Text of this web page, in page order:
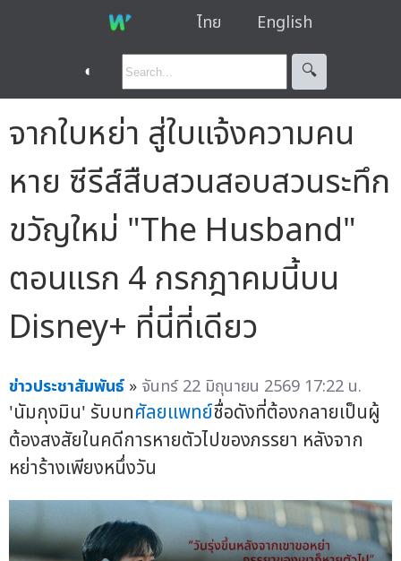
ไทย English
◐ 🔍︎
จากใบหย่า สู่ใบแจ้งความคน
หาย ซีรีส์สืบสวนสอบสวนระทึก
ขวัญใหม่ "The Husband"
ตอนแรก 4 กรกฎาคมนี้บน
Disney+ ที่นี่ที่เดียว
ข่าวประชาสัมพันธ์ » จันทร์ 22 มิถุนายน 2569 17:22 น.
'นัมกุงมิน' รับบทศัลยแพทย์ชื่อดังที่ต้องกลายเป็นผู้
ต้องสงสัยในคดีการหายตัวไปของภรรยา หลังจาก
หย่าร้างเพียงหนึ่งวัน